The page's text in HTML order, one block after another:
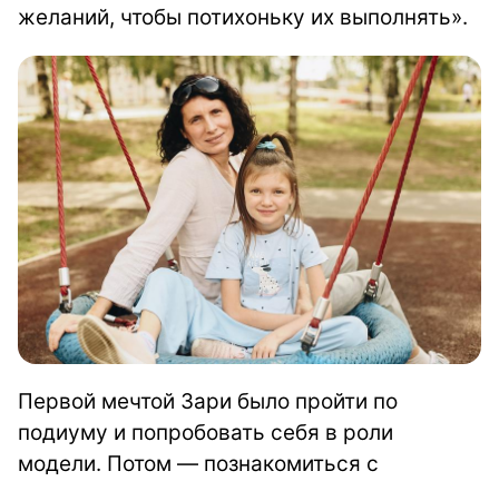
желаний, чтобы потихоньку их выполнять».
Первой мечтой Зари было пройти по
подиуму и попробовать себя в роли
модели. Потом — познакомиться с